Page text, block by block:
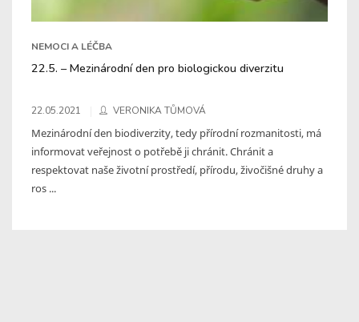
NEMOCI A LÉČBA
22.5. – Mezinárodní den pro biologickou diverzitu
22.05.2021 VERONIKA TŮMOVÁ
Mezinárodní den biodiverzity, tedy přírodní rozmanitosti, má
informovat veřejnost o potřebě ji chránit. Chránit a
respektovat naše životní prostředí, přírodu, živočišné druhy a
ros ...